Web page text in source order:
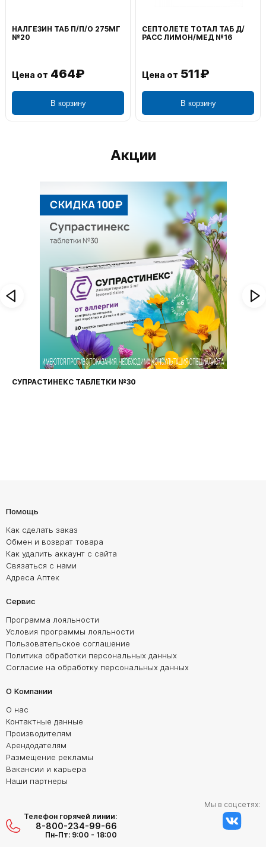
НАЛГЕЗИН ТАБ П/П/О 275МГ
№20
Цена от 464₽
В корзину
СЕПТОЛЕТЕ ТОТАЛ ТАБ Д/
РАСС ЛИМОН/МЕД №16
Цена от 511₽
В корзину
Акции
СУПРАСТИНЕКС ТАБЛЕТКИ №30
Помощь
Как сделать заказ
Обмен и возврат товара
Как удалить аккаунт с сайта
Связаться с нами
Адреса Аптек
Сервис
Программа лояльности
Условия программы лояльности
Пользовательское соглашение
Политика обработки персональных данных
Согласие на обработку персональных данных
О Компании
О нас
Контактные данные
Производителям
Арендодателям
Размещение рекламы
Вакансии и карьера
Наши партнеры
Телефон горячей линии:
8-800-234-99-66
Пн-Пт: 9:00 - 18:00
Мы в соцсетях: